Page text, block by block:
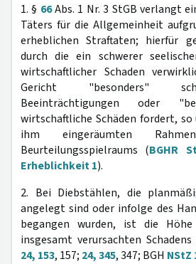
1. § 66Abs. 1 Nr. 3 StGB verlangt
Täters für die Allgemeinheit
erheblichen Straftaten; hierfür
durch die ein schwerer
wirtschaftlicher Schaden
Gericht "besonders"
Beeinträchtigungen oder
wirtschaftliche Schäden fordert,
ihm eingeräumten
Beurteilungsspielraums (BGHR
Erheblichkeit 1).
2. Bei Diebstählen, die
angelegt sind oder infolge des
begangen wurden, ist die
insgesamt verursachten
24, 153, 157; 24, 345, 347; BGH NStZ